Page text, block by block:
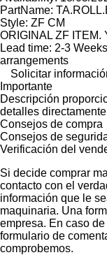
PartName:
Style: ZF CM
ORIGINAL ZF ITEM.
Lead time: 2-3
arrangements
Solicitar
Importante
Descripción
detalles
Consejos de compra
Consejos de
Verificación del
Si decide comprar
contacto con el
información que le
maquinaria. Una
empresa. En caso
formulario de
comprobemos.